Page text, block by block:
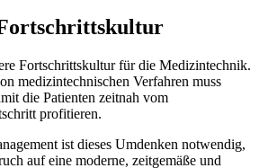
Fortschrittskultur für die Medizintechnik.
medizintechnischen Verfahren muss
die Patienten zeitnah vom
profitieren.
ist dieses Umdenken notwendig,
auf eine moderne, zeitgemäße und